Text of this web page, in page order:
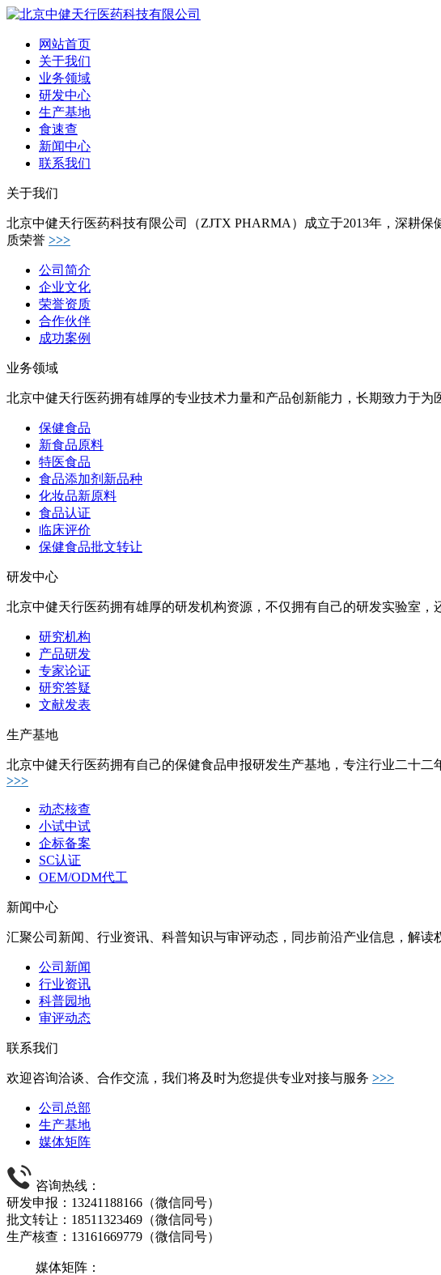
网站首页
关于我们
业务领域
研发中心
生产基地
食速查
新闻中心
联系我们
关于我们
北京中健天行医药科技有限公司（ZJTX PHARMA）成立于2013年，深耕
质荣誉 >>>
公司简介
企业文化
荣誉资质
合作伙伴
成功案例
业务领域
北京中健天行医药拥有雄厚的专业技术力量和产品创新能力，长期致力于
保健食品
新食品原料
特医食品
食品添加剂新品种
化妆品新原料
食品认证
临床评价
保健食品批文转让
研发中心
北京中健天行医药拥有雄厚的研发机构资源，不仅拥有自己的研发实验室
研究机构
产品研发
专家论证
研究答疑
文献发表
生产基地
北京中健天行医药拥有自己的保健食品申报研发生产基地，专注行业二十
>>>
动态核查
小试中试
企标备案
SC认证
OEM/ODM代工
新闻中心
汇聚公司新闻、行业资讯、科普知识与审评动态，同步前沿产业信息，解
公司新闻
行业资讯
科普园地
审评动态
联系我们
欢迎咨询洽谈、合作交流，我们将及时为您提供专业对接与服务 >>>
公司总部
生产基地
媒体矩阵
咨询热线：
研发申报：13241188166（微信同号）
批文转让：18511323469（微信同号）
生产核查：13161669779（微信同号）
媒体矩阵：